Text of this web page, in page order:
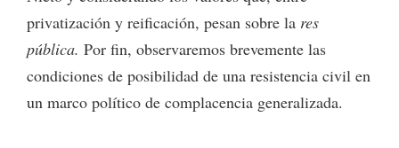
privatización y reificación, pesan sobre la res
pública. Por fin, observaremos brevemente las
condiciones de posibilidad de una resistencia civil en
un marco político de complacencia generalizada.